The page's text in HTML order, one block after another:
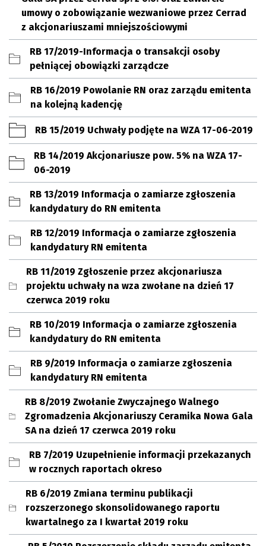
umowy o zobowiązanie wezwaniowe przez Cerrad
z akcjonariuszami mniejszościowymi
RB 17/2019-Informacja o transakcji osoby
pełniącej obowiązki zarządcze
RB 16/2019 Powolanie RN oraz zarządu emitenta
na kolejną kadencję
RB 15/2019 Uchwały podjęte na WZA 17-06-2019
RB 14/2019 Akcjonariusze pow. 5% na WZA 17-
06-2019
RB 13/2019 Informacja o zamiarze zgłoszenia
kandydatury do RN emitenta
RB 12/2019 Informacja o zamiarze zgłoszenia
kandydatury RN emitenta
RB 11/2019 Zgłoszenie przez akcjonariusza
projektu uchwały na wza zwołane na dzień 17
czerwca 2019 roku
RB 10/2019 Informacja o zamiarze zgłoszenia
kandydatury do RN emitenta
RB 9/2019 Informacja o zamiarze zgłoszenia
kandydatury RN emitenta
RB 8/2019 Zwołanie Zwyczajnego Walnego
Zgromadzenia Akcjonariuszy Ceramika Nowa Gala
SA na dzień 17 czerwca 2019 roku
RB 7/2019 Uzupełnienie informacji przekazanych
w rocznych raportach okreso
RB 6/2019 Zmiana terminu publikacji
rozszerzonego skonsolidowanego raportu
kwartalnego za I kwartał 2019 roku